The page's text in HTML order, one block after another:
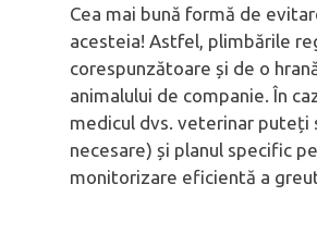
Cea mai bună formă de
acesteia! Astfel, plimbările
corespunzătoare și de o
animalului de companie. În
medicul dvs. veterinar puteți
necesare) și planul specific
monitorizare eficientă a